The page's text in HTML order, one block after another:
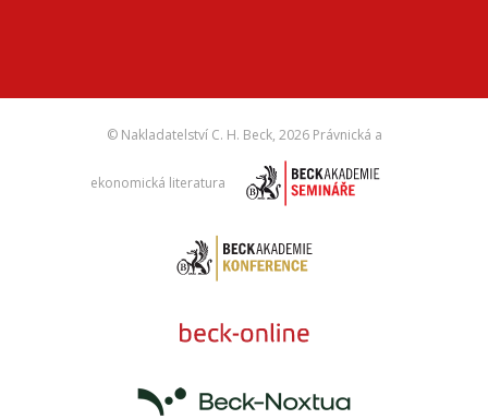
© Nakladatelství C. H. Beck, 2026 Právnická a
ekonomická literatura